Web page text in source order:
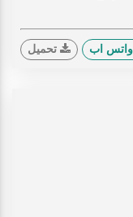
واتس اب تحميل